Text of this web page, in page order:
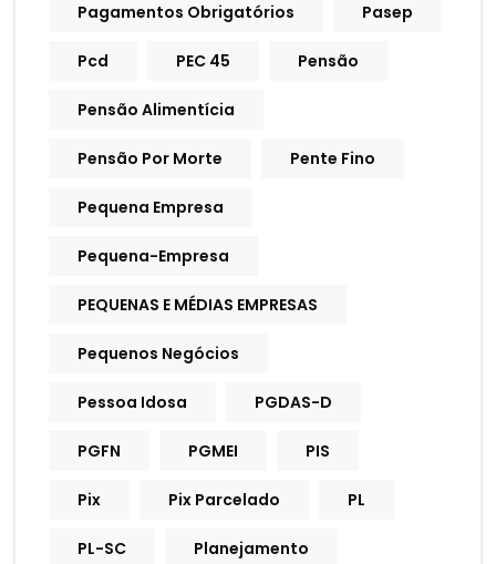
Pagamentos Obrigatórios Pasep
Pcd PEC 45 Pensão
Pensão Alimentícia
Pensão Por Morte Pente Fino
Pequena Empresa
Pequena-Empresa
PEQUENAS E MÉDIAS EMPRESAS
Pequenos Negócios
Pessoa Idosa PGDAS-D
PGFN PGMEI PIS
Pix Pix Parcelado PL
PL-SC Planejamento